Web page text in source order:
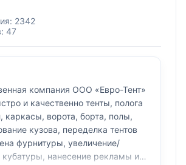
2342
47
компания ООО «Евро-Тент»
и качественно тенты, полога
каркасы, ворота, борта, полы,
кузова, переделка тентов
фурнитуры, увеличение/
нанесение рекламы и